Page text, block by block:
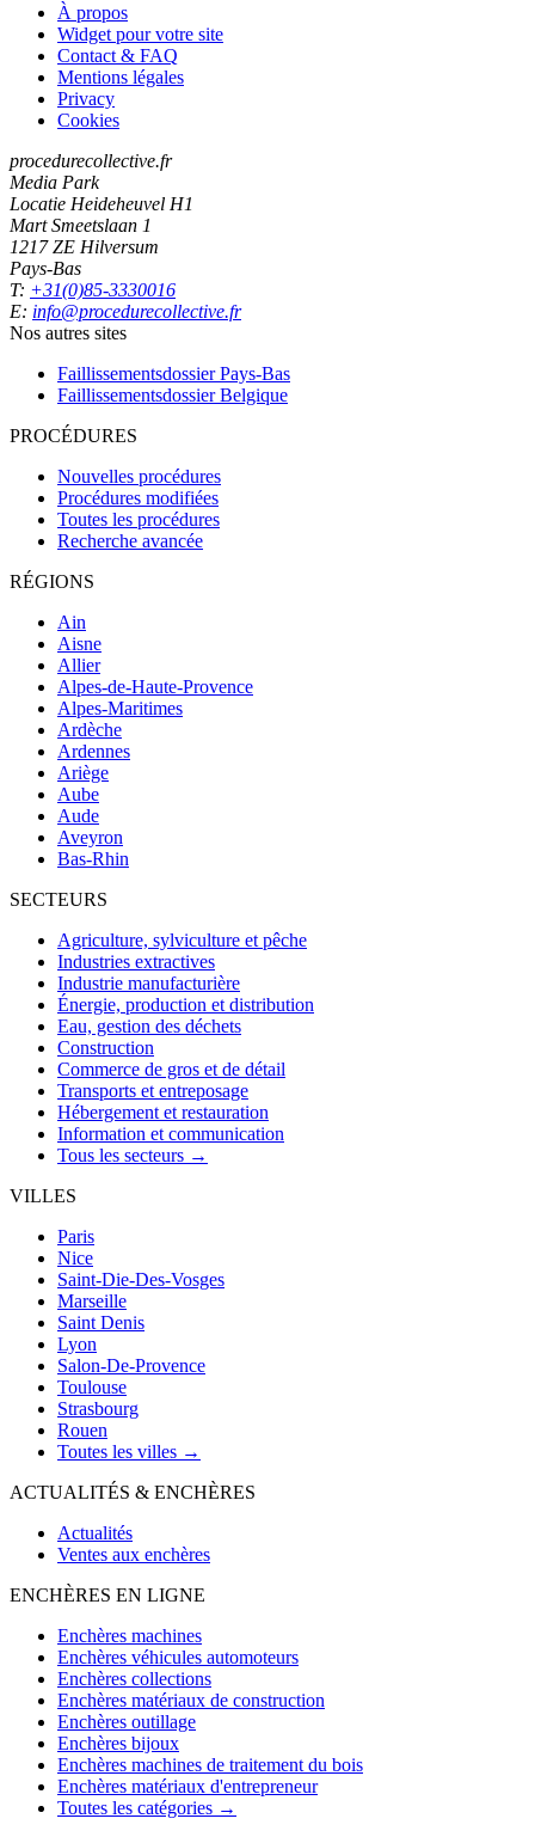
À propos
Widget pour votre site
Contact & FAQ
Mentions légales
Privacy
Cookies
procedurecollective.fr
Media Park
Locatie Heideheuvel H1
Mart Smeetslaan 1
1217 ZE Hilversum
Pays-Bas
T: +31(0)85-3330016
E: info@procedurecollective.fr
Nos autres sites
Faillissementsdossier Pays-Bas
Faillissementsdossier Belgique
PROCÉDURES
Nouvelles procédures
Procédures modifiées
Toutes les procédures
Recherche avancée
RÉGIONS
Ain
Aisne
Allier
Alpes-de-Haute-Provence
Alpes-Maritimes
Ardèche
Ardennes
Ariège
Aube
Aude
Aveyron
Bas-Rhin
SECTEURS
Agriculture, sylviculture et pêche
Industries extractives
Industrie manufacturière
Énergie, production et distribution
Eau, gestion des déchets
Construction
Commerce de gros et de détail
Transports et entreposage
Hébergement et restauration
Information et communication
Tous les secteurs →
VILLES
Paris
Nice
Saint-Die-Des-Vosges
Marseille
Saint Denis
Lyon
Salon-De-Provence
Toulouse
Strasbourg
Rouen
Toutes les villes →
ACTUALITÉS & ENCHÈRES
Actualités
Ventes aux enchères
ENCHÈRES EN LIGNE
Enchères machines
Enchères véhicules automoteurs
Enchères collections
Enchères matériaux de construction
Enchères outillage
Enchères bijoux
Enchères machines de traitement du bois
Enchères matériaux d'entrepreneur
Toutes les catégories →